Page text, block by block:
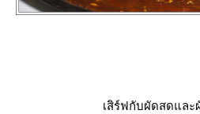
เสิร์ฟกับผัดสดและ